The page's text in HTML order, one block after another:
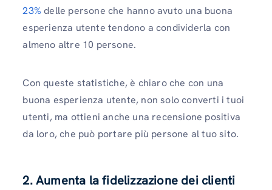
23% delle persone che hanno avuto una buona
esperienza utente tendono a condividerla con
almeno altre 10 persone.
Con queste statistiche, è chiaro che con una
buona esperienza utente, non solo converti i tuoi
utenti, ma ottieni anche una recensione positiva
da loro, che può portare più persone al tuo sito.
2. Aumenta la fidelizzazione dei clienti